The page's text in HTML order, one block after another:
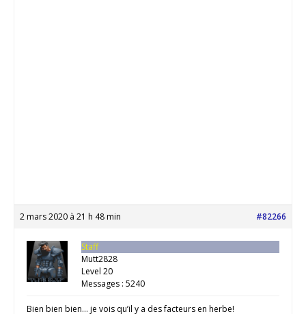
2 mars 2020 à 21 h 48 min #82266
Staff
Mutt2828
Level 20
Messages : 5240
Bien bien bien… je vois qu’il y a des facteurs en herbe!